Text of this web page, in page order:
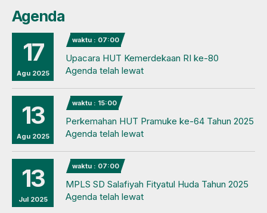
Agenda
17
Agu 2025
waktu : 07:00
Upacara HUT Kemerdekaan RI ke-80
Agenda telah lewat
13
Agu 2025
waktu : 15:00
Perkemahan HUT Pramuke ke-64 Tahun 2025
Agenda telah lewat
13
Jul 2025
waktu : 07:00
MPLS SD Salafiyah Fityatul Huda Tahun 2025
Agenda telah lewat